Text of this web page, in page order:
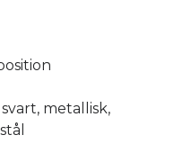
metallisk,